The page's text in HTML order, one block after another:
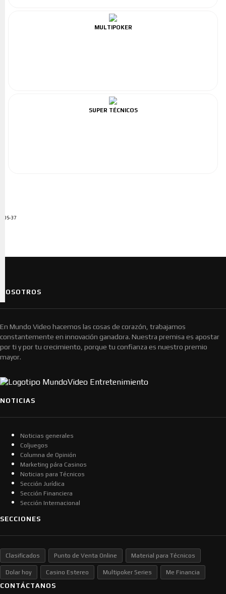
MULTIPOKER
SUPER TÉCNICOS
ADS-37
NOSOTROS
En Mundo Video hacemos las cosas de corazón, trabajamos
constantemente en innovación ganadora. Nuestra premisa es apostar
por ti y por tu crecimiento, porque tu confianza es nuestro premio
mayor.
NOTICIAS
Noticias generales
Coljuegos
Columna de Opinión
Marketing pára Casinos
Noticias para Técnicos
Sección Jurídica
Sección Financiera
Sección Internacional
SECCIONES
Clasificados Punto de Venta Online Material para Técnicos
Dolar hoy Casino Estereo Multipoker Series Me Financia
CONTÁCTANOS